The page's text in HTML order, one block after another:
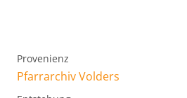
Provenienz
Pfarrarchiv Volders